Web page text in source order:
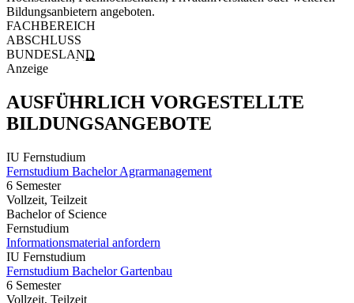
Bildungsanbietern angeboten.
FACHBEREICH
ABSCHLUSS
BUNDESLAND
Anzeige
AUSFÜHRLICH VORGESTELLTE
BILDUNGSANGEBOTE
IU Fernstudium
Fernstudium Bachelor Agrarmanagement
6 Semester
Vollzeit, Teilzeit
Bachelor of Science
Fernstudium
Informationsmaterial anfordern
IU Fernstudium
Fernstudium Bachelor Gartenbau
6 Semester
Vollzeit, Teilzeit